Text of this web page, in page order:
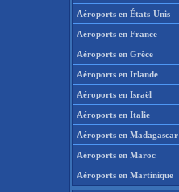
Aéroports en États-Unis
Aéroports en France
Aéroports en Grèce
Aéroports en Irlande
Aéroports en Israël
Aéroports en Italie
Aéroports en Madagascar
Aéroports en Maroc
Aéroports en Martinique